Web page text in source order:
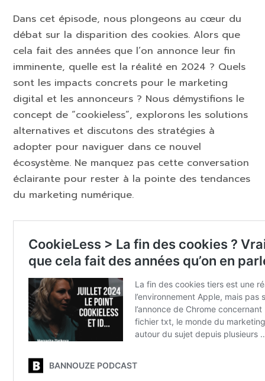
Dans cet épisode, nous plongeons au cœur du
débat sur la disparition des cookies. Alors que
cela fait des années que l’on annonce leur fin
imminente, quelle est la réalité en 2024 ? Quels
sont les impacts concrets pour le marketing
digital et les annonceurs ? Nous démystifions le
concept de “cookieless”, explorons les solutions
alternatives et discutons des stratégies à
adopter pour naviguer dans ce nouvel
écosystème. Ne manquez pas cette conversation
éclairante pour rester à la pointe des tendances
du marketing numérique.